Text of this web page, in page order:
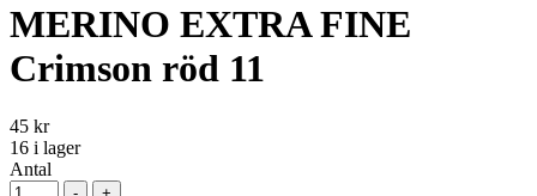
MERINO EXTRA FINE
Crimson röd 11
45 kr
16 i lager
Antal